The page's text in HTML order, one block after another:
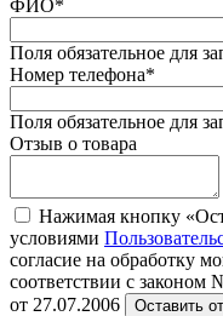
ФИО*
Поля обязательное для
Номер телефона*
Поля обязательное для
Отзыв о товара
Нажимая кнопку
условиями
согласие на обработку
соответствии с
от 27.07.2006
Оставить